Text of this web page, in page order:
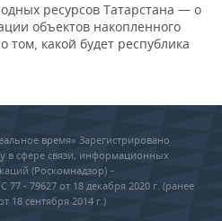
ресурсов Татарстана — о
объектов накопленного
какой будет республика
время» Зарегистрировано
в сфере связи, информационных
(Роскомнадзор) –
- 79627 от 18 декабря 2020 г. (ранее
18 сентября 2014 г.)